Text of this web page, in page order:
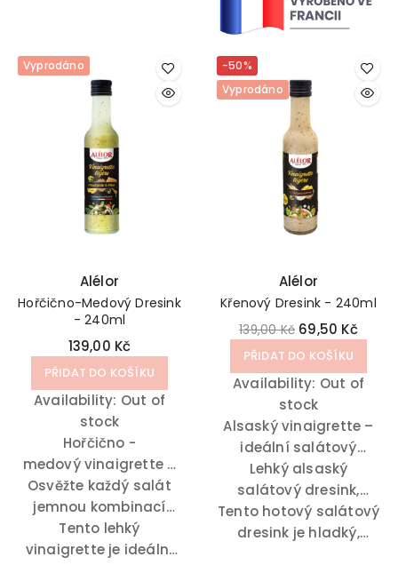
Vyprodáno
Alélor
Hořčično-Medový Dresink
- 240ml
139,00 Kč
PŘIDAT DO KOŠÍKU
Availability: Out of
stock
Hořčično -
medový vinaigrette –
ideální salátový
dresink pro přípravu
gurmánských pokrmů.
Osvěžte každý salát
jemnou kombinací
chutí.
Tento lehký
vinaigrette je ideální
-50%
Vyprodáno
Alélor
Křenový Dresink - 240ml
139,00 Kč 69,50 Kč
PŘIDAT DO KOŠÍKU
Availability: Out of
stock
Alsaský vinaigrette –
ideální salátový
dresink pro přípravu
gurmánských pokrmů.
Lehký alsaský
salátový dresink,
vyrobený z celozrnné
hořčice a alsaského
Tento hotový salátový
dresink je hladký,